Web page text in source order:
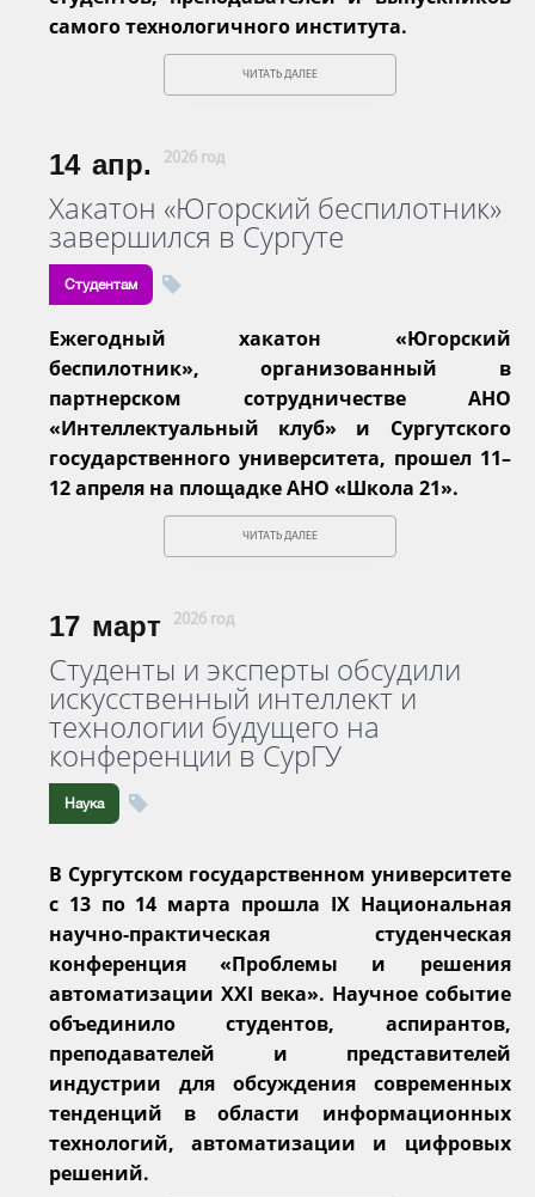
самого технологичного института.
ЧИТАТЬ ДАЛЕЕ
14 апр. 2026 год
Хакатон «Югорский беспилотник»
завершился в Сургуте
Студентам
Ежегодный хакатон «Югорский
беспилотник», организованный в
партнерском сотрудничестве АНО
«Интеллектуальный клуб» и Сургутского
государственного университета, прошел 11–
12 апреля на площадке АНО «Школа 21».
ЧИТАТЬ ДАЛЕЕ
17 март 2026 год
Студенты и эксперты обсудили
искусственный интеллект и
технологии будущего на
конференции в СурГУ
Наука
В Сургутском государственном университете
с 13 по 14 марта прошла IX Национальная
научно-практическая студенческая
конференция «Проблемы и решения
автоматизации XXI века». Научное событие
объединило студентов, аспирантов,
преподавателей и представителей
индустрии для обсуждения современных
тенденций в области информационных
технологий, автоматизации и цифровых
решений.